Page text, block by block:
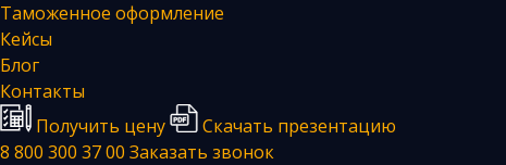
Таможенное оформление
Кейсы
Блог
Контакты
Получить цену
Скачать презентацию
8 800 300 37 00 Заказать звонок